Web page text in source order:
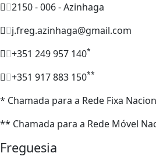
2150 - 006 - Azinhaga
j.freg.azinhaga@gmail.com
+351 249 957 140*
+351 917 883 150**
* Chamada para a Rede Fixa
** Chamada para a Rede Móvel
Freguesia